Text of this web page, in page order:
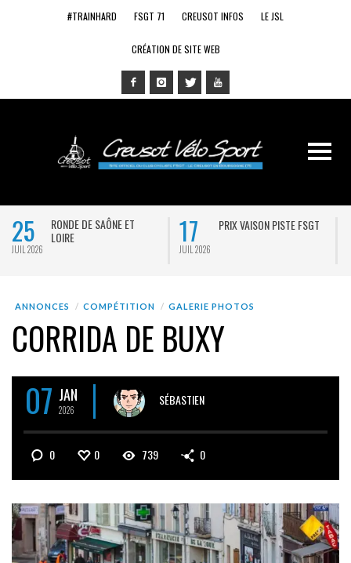
#TRAINHARD FSGT 71 CREUSOT INFOS LE JSL
CRÉATION DE SITE WEB
25
JUIL 2026
RONDE DE SAÔNE ET
LOIRE
17
JUIL 2026
PRIX VAISON PISTE FSGT
ANNONCES COMPÉTITION GALERIE PHOTOS
CORRIDA DE BUXY
07 JAN
2026
SÉBASTIEN
0 0 739 0